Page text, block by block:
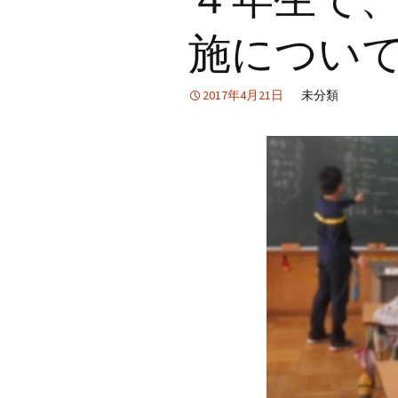
施につい
2017年4月21日 未分類